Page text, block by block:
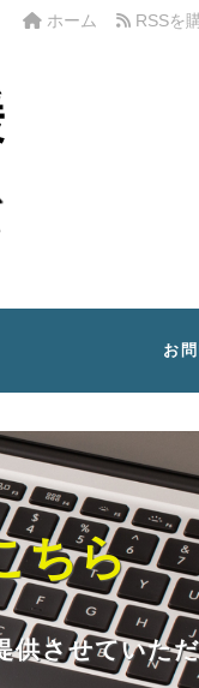
RSSを
ホーム
お
ちら
供させていた